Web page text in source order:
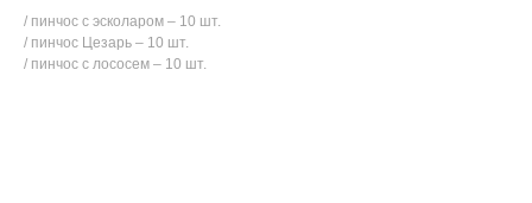
/ пинчос с эсколаром – 10 шт.
/ пинчос Цезарь – 10 шт.
/ пинчос с лососем – 10 шт.